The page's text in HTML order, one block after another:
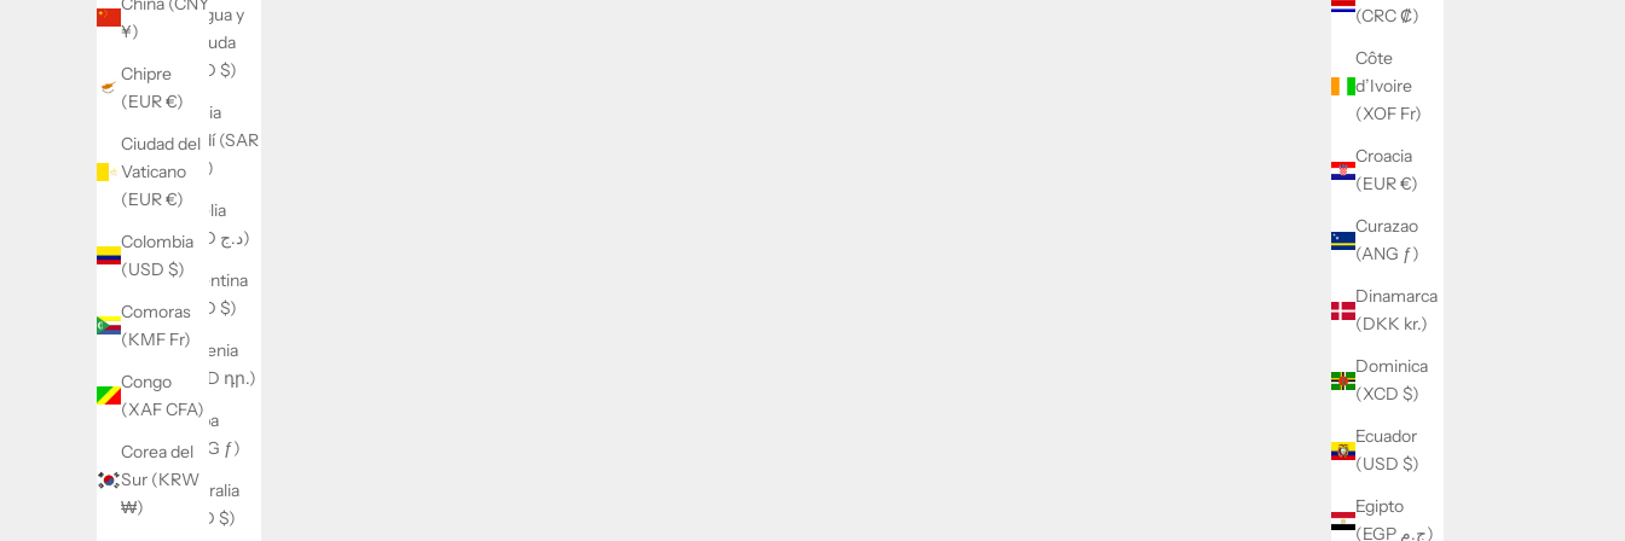
(CRC ₡)
Côte
d’Ivoire
(XOF Fr)
Croacia
(EUR €)
Curazao
(ANG ƒ)
Dinamarca
(DKK kr.)
Dominica
(XCD $)
Ecuador
(USD $)
Egipto
(EGP ج.م)
¥)
Chipre
(EUR €)
Ciudad del
Vaticano
(EUR €)
Colombia
(USD $)
Comoras
(KMF Fr)
Congo
(XAF CFA)
Corea del
Sur (KRW
₩)
Antigua y
Barbuda
(XCD $)
Arabia
Saudí (SAR
ر.س)
Argelia
(DZD د.ج)
Argentina
(USD $)
Armenia
(AMD դր.)
Aruba
(AWG ƒ)
Australia
(AUD $)